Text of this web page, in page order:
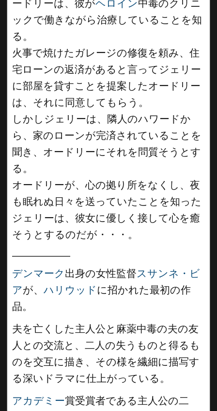
ードリーは、彼がヘロイン中毒のクリニ
ックで働きながら治療していることを知
る。
火事で焼けたガレージの修復を頼み、住
宅ローンの返済があると言ってジェリー
に部屋を貸すことを提案したオードリー
は、それに同意してもらう。
しかしジェリーは、隣人のハワードか
ら、家のローンが完済されていることを
聞き、オードリーにそれを問質そうとす
る。
オードリーが、心の拠り所をなくし、夜
も眠れぬ日々を送っていたことを知った
ジェリーは、彼女に優しく接して心を癒
そうとするのだが・・・。
デンマーク 出身の女性監督スサンネ・ビ
アが、 ハリウッド に招かれた最初の作
品。
夫を亡くした主人公と麻薬中毒の夫の友
人との交流と、二人の失うものと得るも
のを交互に描き、その様を繊細に描写す
る深いドラマに仕上がっている。
アカデミー賞受賞者である主人公の二